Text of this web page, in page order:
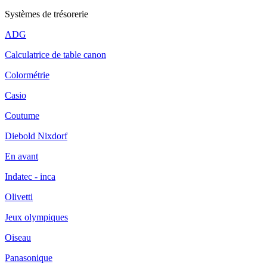
Systèmes de trésorerie
ADG
Calculatrice de table canon
Colormétrie
Casio
Coutume
Diebold Nixdorf
En avant
Indatec - inca
Olivetti
Jeux olympiques
Oiseau
Panasonique